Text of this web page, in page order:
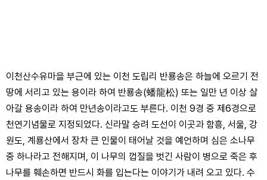
이천산수유마을 부근에 있는 이천 도립리 반룡송은 하늘에 오르기 전
땅에 서리고 있는 용이라 하여 반룡송(蟠龍松) 또는 일만 년 이상 살
아갈 용송이라 하여 만년송이라고도 부른다. 이천 9경 중 제6경으로
천연기념물로 지정되었다. 신라말 승려 도선이 이곳과 함흥, 서울, 강
원도, 계룡산에서 장차 큰 인물이 태어날 것을 예언하며 심은 소나무
중 하나라고 전해지며, 이 나무의 껍질을 벗긴 사람이 병으로 죽은 후
나무를 훼손하면 반드시 화를 입는다는 이야기가 내려 오고 있다. 수